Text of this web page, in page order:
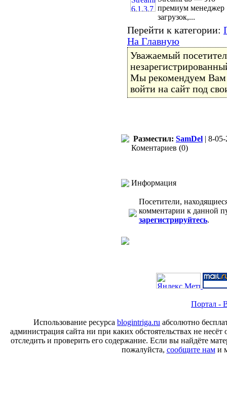
премиум менеджер
загрузок,...
Перейти к категории:
На Главную
Уважаемый
Мы рекомендуем
войти на сайт под
Разместил: SamDel | 8-
Коментариев (0)
Информация
Посетители,
комментарии к данной
зарегистрируйтесь.
Портал -
Использование ресурса blogintriga.ru абсолютно
администрация сайта ни при каких обстоятельствах не
отследить и проверить его содержание. Если вы найдёте
пожалуйста, сообщите нами